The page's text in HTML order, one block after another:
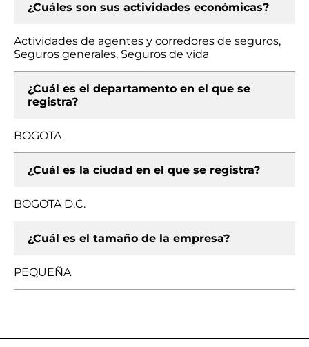
¿Cuáles son sus actividades económicas?
Actividades de agentes y corredores de seguros,
Seguros generales, Seguros de vida
¿Cuál es el departamento en el que se
registra?
BOGOTA
¿Cuál es la ciudad en el que se registra?
BOGOTA D.C.
¿Cuál es el tamaño de la empresa?
PEQUEÑA